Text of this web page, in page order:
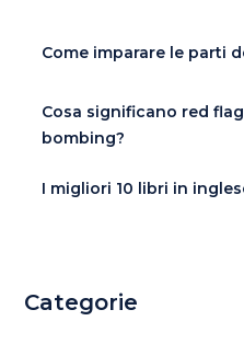
Come imparare le parti
Cosa significano red
bombing?
I migliori 10 libri in
Categorie